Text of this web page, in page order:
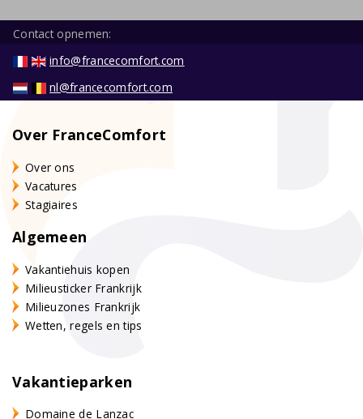
Contact opnemen:
info@francecomfort.com
nl@francecomfort.com
Over FranceComfort
Over ons
Vacatures
Stagiaires
Algemeen
Vakantiehuis kopen
Milieusticker Frankrijk
Milieuzones Frankrijk
Wetten, regels en tips
Vakantieparken
Domaine de Lanzac